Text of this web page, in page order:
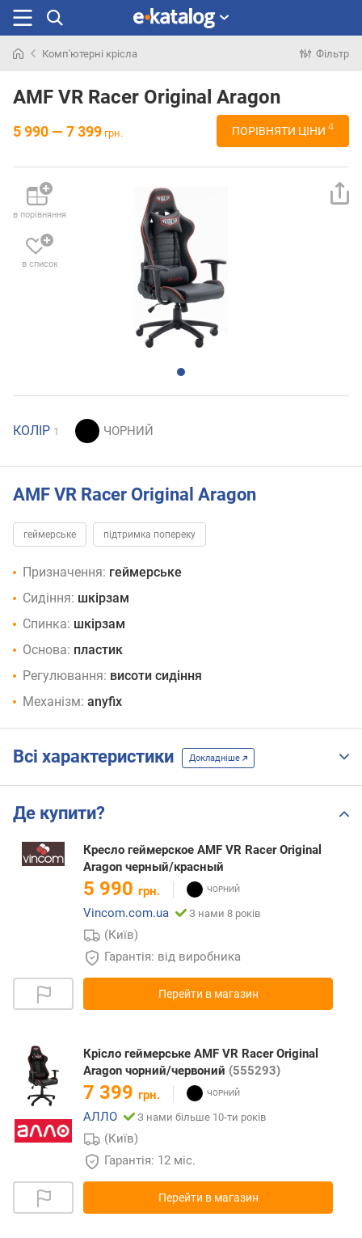
раніше
Комп'ютерні крісла Фільтр
AMF VR Racer Original Aragon
5 990 — 7 399 грн. ПОРІВНЯТИ ЦІНИ 4
в порівняння
в список
КОЛІР 1
AMF VR Racer Original Aragon
геймерське підтримка попереку
Призначення: геймерське
Сидіння: шкірзам
Спинка: шкірзам
Основа: пластик
Регулювання: висоти сидіння
Механізм: anyfix
Всі характеристики Докладніше
Де купити?
Кресло геймерское AMF VR Racer Original
Aragon черный/красный
5 990 грн.
Vincom.com.ua
З нами 8 років
(Київ)
Гарантія: від виробника
Перейти в магазин
Крісло геймерське AMF VR Racer Original
Aragon чорний/червоний (555293)
7 399 грн.
АЛЛО
З нами більше 10-ти років
(Київ)
Гарантія: 12 міс.
Перейти в магазин